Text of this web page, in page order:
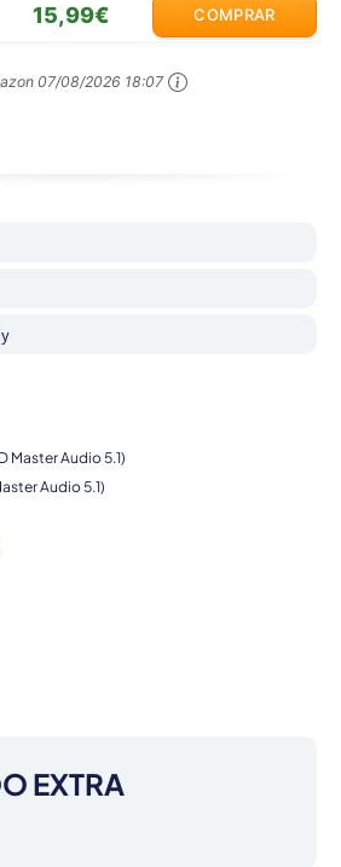
15,99€ COMPRAR
07/08/2026 18:07
Master Audio 5.1)
Audio 5.1)
EXTRA